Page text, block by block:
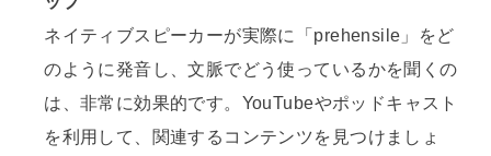
ネイティブスピーカーが実際に「prehensile」をど
のように発音し、文脈でどう使っているかを聞くの
は、非常に効果的です。YouTubeやポッドキャスト
を利用して、関連するコンテンツを見つけましょ